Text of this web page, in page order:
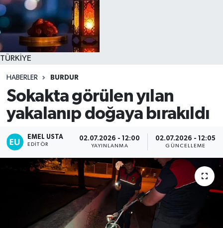
TÜRKİYE
HABERLER BURDUR
Sokakta görülen yılan
yakalanıp doğaya bırakıldı
EMEL USTA
EDITÖR
02.07.2026 - 12:00
YAYINLANMA
02.07.2026 - 12:05
GÜNCELLEME